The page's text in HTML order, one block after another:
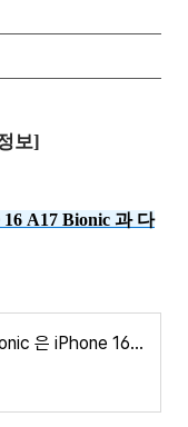
보]
A17 Bionic 과 다
iPhone 15 Pro A17 Bionic 은 iPhone 16 A17 Bionic 과 다를 것이다?